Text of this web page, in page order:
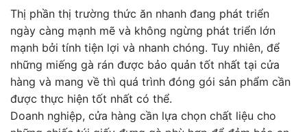
Thị phần thị trường thức ăn nhanh đang phát triển
ngày càng mạnh mẽ và không ngừng phát triển lớn
mạnh bởi tính tiện lợi và nhanh chóng. Tuy nhiên, để
những miếng gà rán được bảo quản tốt nhất tại cửa
hàng và mang về thì quá trình đóng gói sản phẩm cần
được thực hiện tốt nhất có thể.
Doanh nghiệp, cửa hàng cần lựa chọn chất liệu cho